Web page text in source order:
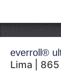
everroll®
Lima |